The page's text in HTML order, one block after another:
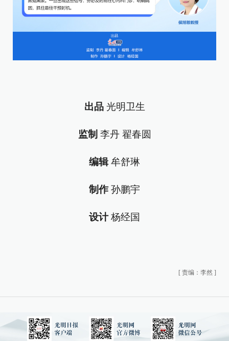
出品光明卫生
监制 李丹 翟春圆
编辑牟舒琳
制作孙鹏宇
设计杨经国
[ 责编：李然 ]